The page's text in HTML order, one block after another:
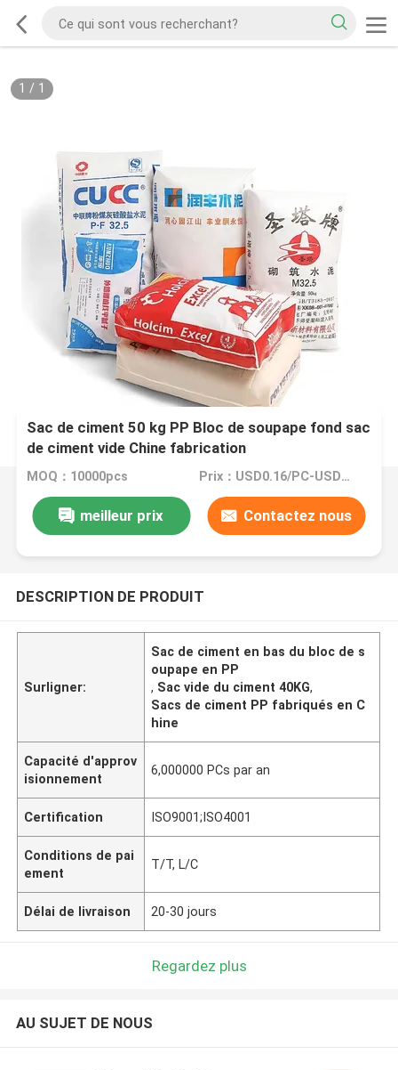
1 / 1
Sac de ciment 50 kg PP Bloc de soupape fond sac
de ciment vide Chine fabrication
MOQ：10000pcs Prix：USD0.16/PC-USD0.18/PC
meilleur prix Contactez nous
DESCRIPTION DE PRODUIT
Surligner:
Sac de ciment en bas du bloc de s
oupape en PP
, Sac vide du ciment 40KG,
Sacs de ciment PP fabriqués en C
hine
Capacité d'approv
isionnement
6,000000 PCs par an
Certification ISO9001;ISO4001
Conditions de pai
ement
T/T, L/C
Délai de livraison 20-30 jours
Regardez plus
AU SUJET DE NOUS